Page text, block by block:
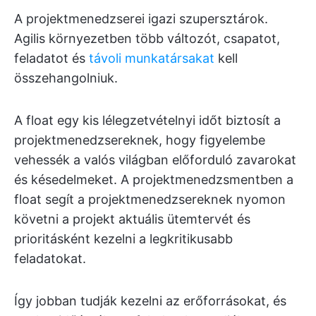
A projektmenedzserei igazi szupersztárok.
Agilis környezetben több változót, csapatot,
feladatot és távoli munkatársakat kell
összehangolniuk.
A float egy kis lélegzetvételnyi időt biztosít a
projektmenedzsereknek, hogy figyelembe
vehessék a valós világban előforduló zavarokat
és késedelmeket. A projektmenedzsmentben a
float segít a projektmenedzsereknek nyomon
követni a projekt aktuális ütemtervét és
prioritásként kezelni a legkritikusabb
feladatokat.
Így jobban tudják kezelni az erőforrásokat, és